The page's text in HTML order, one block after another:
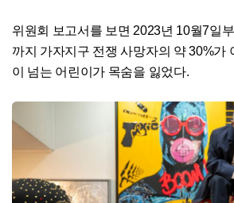
위원회 보고서를 보면 2023년 10월7일
까지 가자지구 전쟁 사망자의 약 30%가
이 넘는 어린이가 목숨을 잃었다.